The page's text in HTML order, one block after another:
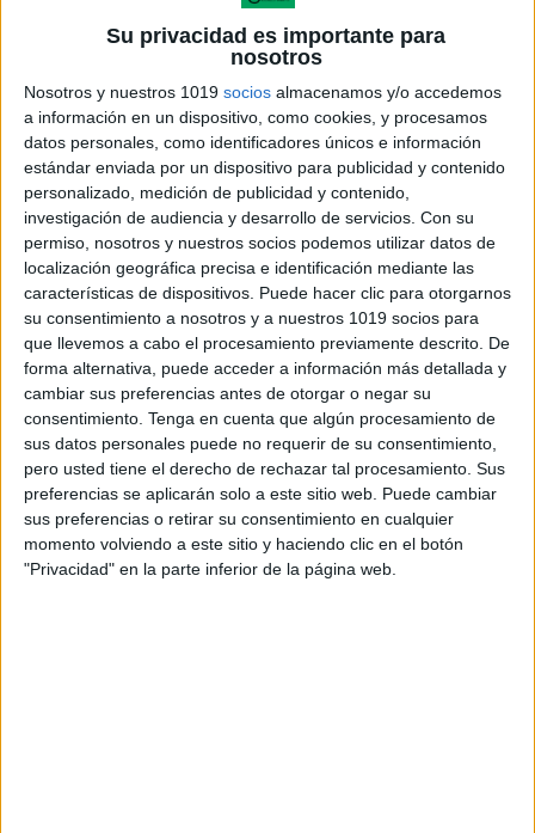
Su privacidad es importante para
nosotros
Nosotros y nuestros 1019 socios almacenamos y/o accedemos
a información en un dispositivo, como cookies, y procesamos
datos personales, como identificadores únicos e información
estándar enviada por un dispositivo para publicidad y contenido
personalizado, medición de publicidad y contenido,
investigación de audiencia y desarrollo de servicios. Con su
permiso, nosotros y nuestros socios podemos utilizar datos de
localización geográfica precisa e identificación mediante las
características de dispositivos. Puede hacer clic para otorgarnos
su consentimiento a nosotros y a nuestros 1019 socios para
que llevemos a cabo el procesamiento previamente descrito. De
forma alternativa, puede acceder a información más detallada y
cambiar sus preferencias antes de otorgar o negar su
consentimiento. Tenga en cuenta que algún procesamiento de
sus datos personales puede no requerir de su consentimiento,
pero usted tiene el derecho de rechazar tal procesamiento. Sus
preferencias se aplicarán solo a este sitio web. Puede cambiar
sus preferencias o retirar su consentimiento en cualquier
momento volviendo a este sitio y haciendo clic en el botón
"Privacidad" en la parte inferior de la página web.
DESCARGA MÁS ABAJO EL
RECURSO EN PDF